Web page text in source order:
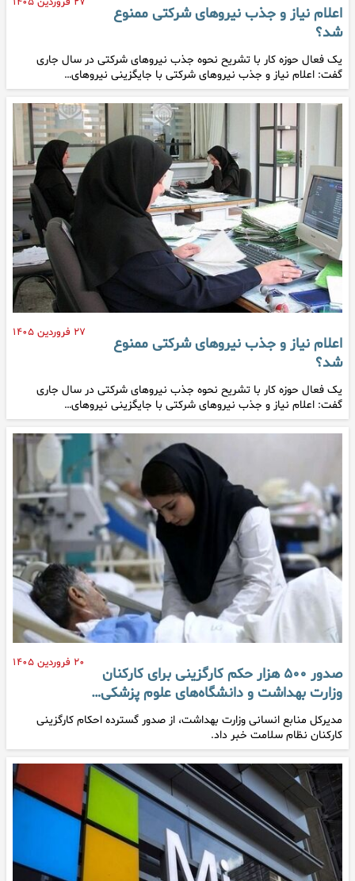
اعلام نیاز و جذب نیروهای شرکتی ممنوع
شد؟
یک فعال حوزه کار با تشریح نحوه جذب نیروهای شرکتی در سال جاری
گفت: اعلام نیاز و جذب نیروهای شرکتی با جایگزینی نیروهای…
۲۷ فروردین ۱۴۰۵
اعلام نیاز و جذب نیروهای شرکتی ممنوع
شد؟
یک فعال حوزه کار با تشریح نحوه جذب نیروهای شرکتی در سال جاری
گفت: اعلام نیاز و جذب نیروهای شرکتی با جایگزینی نیروهای…
۲۰ فروردین ۱۴۰۵
صدور ۵۰۰ هزار حکم کارگزینی برای کارکنان
وزارت بهداشت و دانشگاه‌های علوم پزشکی…
مدیرکل منابع انسانی وزارت بهداشت، از صدور گسترده احکام کارگزینی
کارکنان نظام سلامت خبر داد.